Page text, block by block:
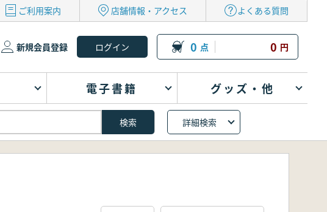
ご利用案内 店舗情報・アクセス よくある質問
新規会員登録 0 点 0 円
電子書籍 グッズ・他
詳細検索